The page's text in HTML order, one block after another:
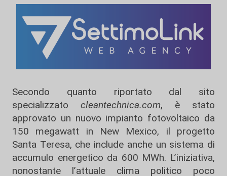
Secondo quanto riportato dal sito
specializzato cleantechnica.com, è stato
approvato un nuovo impianto fotovoltaico da
150 megawatt in New Mexico, il progetto
Santa Teresa, che include anche un sistema di
accumulo energetico da 600 MWh. L’iniziativa,
nonostante l’attuale clima politico poco